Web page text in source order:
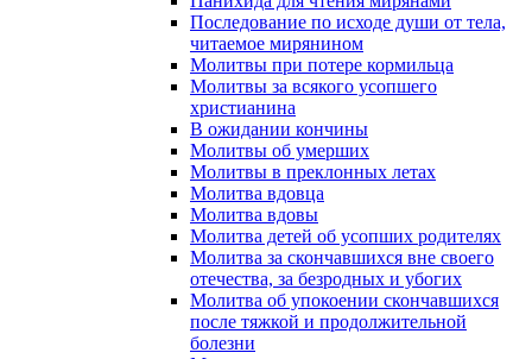
Последование по исходе души от тела,
читаемое мирянином
Молитвы при потере кормильца
Молитвы за всякого усопшего
христианина
В ожидании кончины
Молитвы об умерших
Молитвы в преклонных летах
Молитва вдовца
Молитва вдовы
Молитва детей об усопших родителях
Молитва за скончавшихся вне своего
отечества, за безродных и убогих
Молитва об упокоении скончавшихся
после тяжкой и продолжительной
болезни